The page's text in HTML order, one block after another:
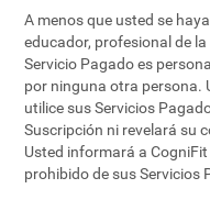
A menos que usted se
educador, profesional de
Servicio Pagado es
por ninguna otra persona.
utilice sus Servicios
Suscripción ni revelará su
Usted informará a
prohibido de sus Servicios